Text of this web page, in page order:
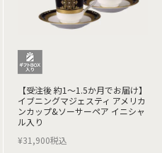
【受注後 約1～1.5か月でお届け】
イブニングマジェスティ アメリカ
ンカップ&ソーサーペア イニシャ
ル入り
¥31,900税込